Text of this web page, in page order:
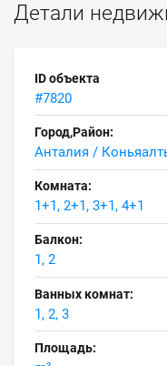
Детали
ID объекта
#7820
Город,Район:
Анталия /
Комната:
1+1, 2+1, 3+1, 4+1
Балкон:
1, 2
Ванных комнат:
1, 2, 3
Площадь: